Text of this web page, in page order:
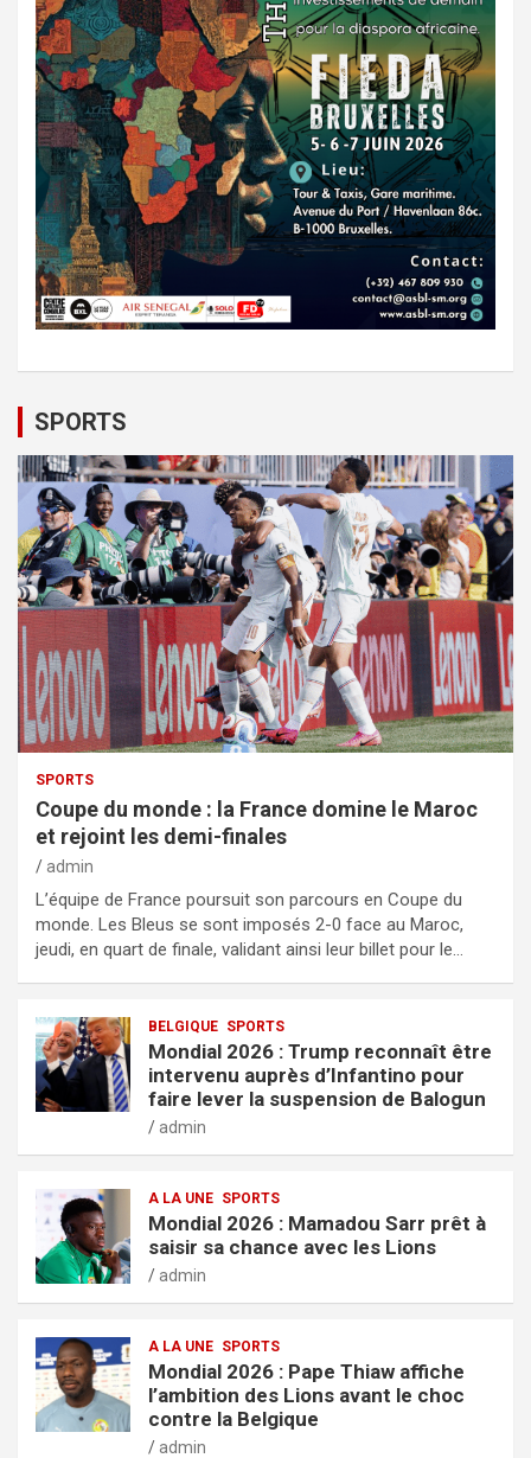
SPORTS
SPORTS
Coupe du monde : la France domine le Maroc
et rejoint les demi-finales
admin
L’équipe de France poursuit son parcours en Coupe du
monde. Les Bleus se sont imposés 2-0 face au Maroc,
jeudi, en quart de finale, validant ainsi leur billet pour le…
BELGIQUE SPORTS
Mondial 2026 : Trump reconnaît être
intervenu auprès d’Infantino pour
faire lever la suspension de Balogun
admin
A LA UNE SPORTS
Mondial 2026 : Mamadou Sarr prêt à
saisir sa chance avec les Lions
admin
A LA UNE SPORTS
Mondial 2026 : Pape Thiaw affiche
l’ambition des Lions avant le choc
contre la Belgique
admin